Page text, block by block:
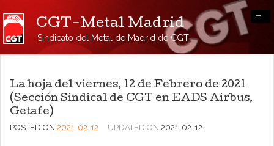
CGT-Metal Madrid
Sindicato del Metal de Madrid de CGT
-
La hoja del viernes, 12 de Febrero de 2021
(Sección Sindical de CGT en EADS Airbus,
Getafe)
POSTED ON 2021-02-12 UPDATED ON 2021-02-12